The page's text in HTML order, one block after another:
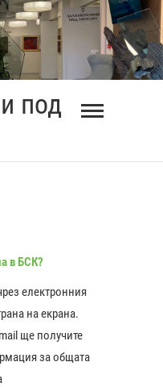
под
в БСК?
електронния
на екрана.
ще получите
за общата